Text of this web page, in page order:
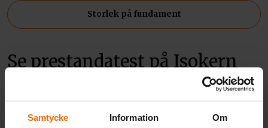
Samtycke Information Om
Storlek på fundament
Se prestandatest på Isokern